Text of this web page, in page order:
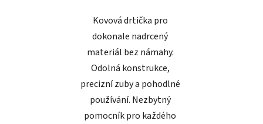
Kovová drtička pro
dokonale nadrcený
materiál bez námahy.
Odolná konstrukce,
precizní zuby a pohodlné
používání. Nezbytný
pomocník pro každého